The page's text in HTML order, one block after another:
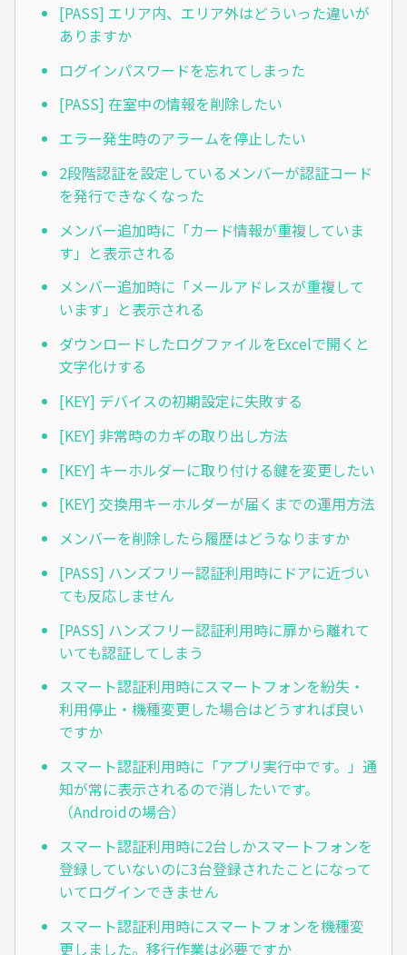
[PASS] エリア内、エリア外はどういった違いが
ありますか
ログインパスワードを忘れてしまった
[PASS] 在室中の情報を削除したい
エラー発生時のアラームを停止したい
2段階認証を設定しているメンバーが認証コード
を発行できなくなった
メンバー追加時に「カード情報が重複していま
す」と表示される
メンバー追加時に「メールアドレスが重複して
います」と表示される
ダウンロードしたログファイルをExcelで開くと
文字化けする
[KEY] デバイスの初期設定に失敗する
[KEY] 非常時のカギの取り出し方法
[KEY] キーホルダーに取り付ける鍵を変更したい
[KEY] 交換用キーホルダーが届くまでの運用方法
メンバーを削除したら履歴はどうなりますか
[PASS] ハンズフリー認証利用時にドアに近づい
ても反応しません
[PASS] ハンズフリー認証利用時に扉から離れて
いても認証してしまう
スマート認証利用時にスマートフォンを紛失・
利用停止・機種変更した場合はどうすれば良い
ですか
スマート認証利用時に「アプリ実行中です。」通
知が常に表示されるので消したいです。
（Androidの場合）
スマート認証利用時に2台しかスマートフォンを
登録していないのに3台登録されたことになって
いてログインできません
スマート認証利用時にスマートフォンを機種変
更しました。移行作業は必要ですか